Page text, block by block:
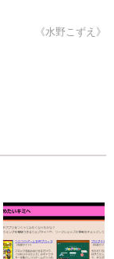
《水野こずえ》